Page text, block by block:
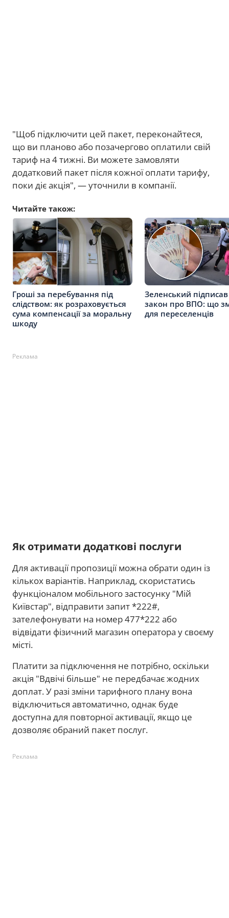
"Щоб підключити цей пакет, переконайтеся,
що ви планово або позачергово оплатили свій
тариф на 4 тижні. Ви можете замовляти
додатковий пакет після кожної оплати тарифу,
поки діє акція", — уточнили в компанії.
Читайте також:
Гроші за перебування під
слідством: як розраховується
сума компенсації за моральну
шкоду
Зеленський
закон про ВПО: що
для переселенців
Реклама
Як отримати додаткові послуги
Для активації пропозиції можна обрати один із
кількох варіантів. Наприклад, скористатись
функціоналом мобільного застосунку "Мій
Київстар", відправити запит *222#,
зателефонувати на номер 477*222 або
відвідати фізичний магазин оператора у своєму
місті.
Платити за підключення не потрібно, оскільки
акція "Вдвічі більше" не передбачає жодних
доплат. У разі зміни тарифного плану вона
відключиться автоматично, однак буде
доступна для повторної активації, якщо це
дозволяє обраний пакет послуг.
Реклама